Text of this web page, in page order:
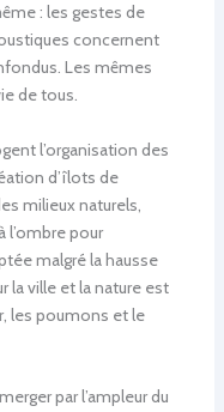
: les gestes de
concernent
Les mêmes
de tous.
l’organisation des
d’îlots de
milieux naturels,
l’ombre pour
malgré la hausse
la ville et la nature est
les poumons et le
par l’ampleur du